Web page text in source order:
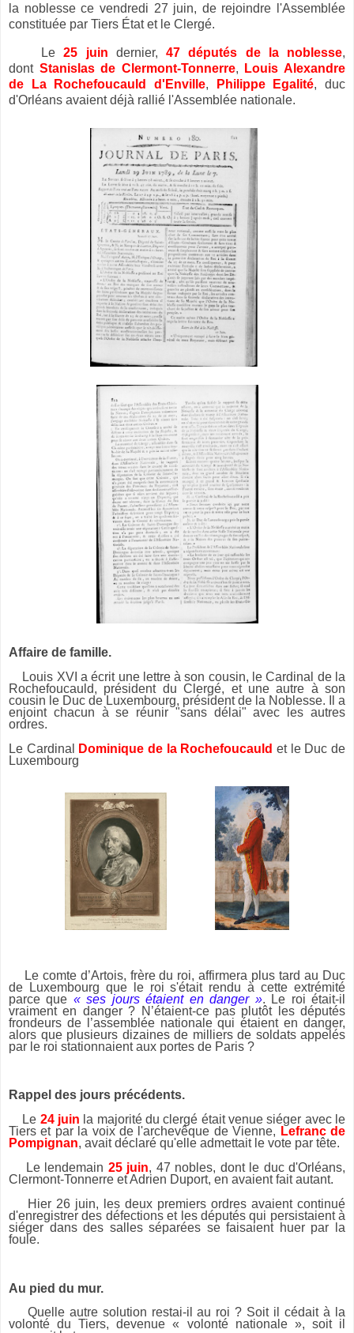
la noblesse ce vendredi 27 juin, de rejoindre l'Assemblée
constituée par Tiers État et le Clergé.
Le25 juin dernier, 47 députés de la noblesse,
dont Stanislas de Clermont-Tonnerre,
Louis Alexandre
de La Rochefoucauld d'Enville, Philippe Egalité, duc
d'Orléans avaient déjà rallié l'Assemblée nationale.
Affaire de famille.
Louis XVI a écrit une lettre à son cousin, le Cardinal de la
Rochefoucauld, président du Clergé, et une autre à son
cousin le Duc de Luxembourg, président de la Noblesse. Il a
enjoint chacun à se réunir "sans délai" avec les autres
ordres.
Le Cardinal
Dominique de la Rochefoucauld et le Duc de
Luxembourg
Le comte d’Artois, frère du roi, affirmera plus tard au Duc
de Luxembourg que le roi s'était rendu à cette extrémité
parce que « ses jours étaient en danger ». Le roi était-il
vraiment en danger ? N’étaient-ce pas plutôt les députés
frondeurs de l’assemblée nationale qui étaient en danger,
alors que plusieurs dizaines de milliers de soldats appelés
par le roi stationnaient aux portes de Paris ?
Rappel des jours précédents.
Le 24 juin la majorité du clergé était venue siéger avec le
Tiers et par la voix de l'archevêque de Vienne, Lefranc de
Pompignan, avait déclaré qu'elle admettait le vote par tête.
Le lendemain 25 juin, 47 nobles, dont le duc d'Orléans,
Clermont-Tonnerre et Adrien Duport, en avaient fait autant.
Hier 26 juin, les deux premiers ordres avaient continué
d'enregistrer des défections et les députés qui persistaient à
siéger dans des salles séparées se faisaient huer par la
foule.
Au pied du mur.
Quelle autre solution restai-il au roi ? Soit il cédait à la
volonté du Tiers, devenue « volonté nationale », soit il